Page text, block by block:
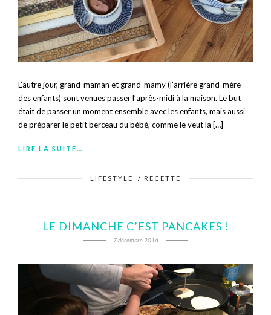
L’autre jour, grand-maman et grand-mamy (l’arrière grand-mère
des enfants) sont venues passer l’après-midi à la maison. Le but
était de passer un moment ensemble avec les enfants, mais aussi
de préparer le petit berceau du bébé, comme le veut la […]
LIRE LA SUITE…
LIFESTYLE / RECETTE
LE DIMANCHE C’EST PANCAKES !
7 décembre 2016